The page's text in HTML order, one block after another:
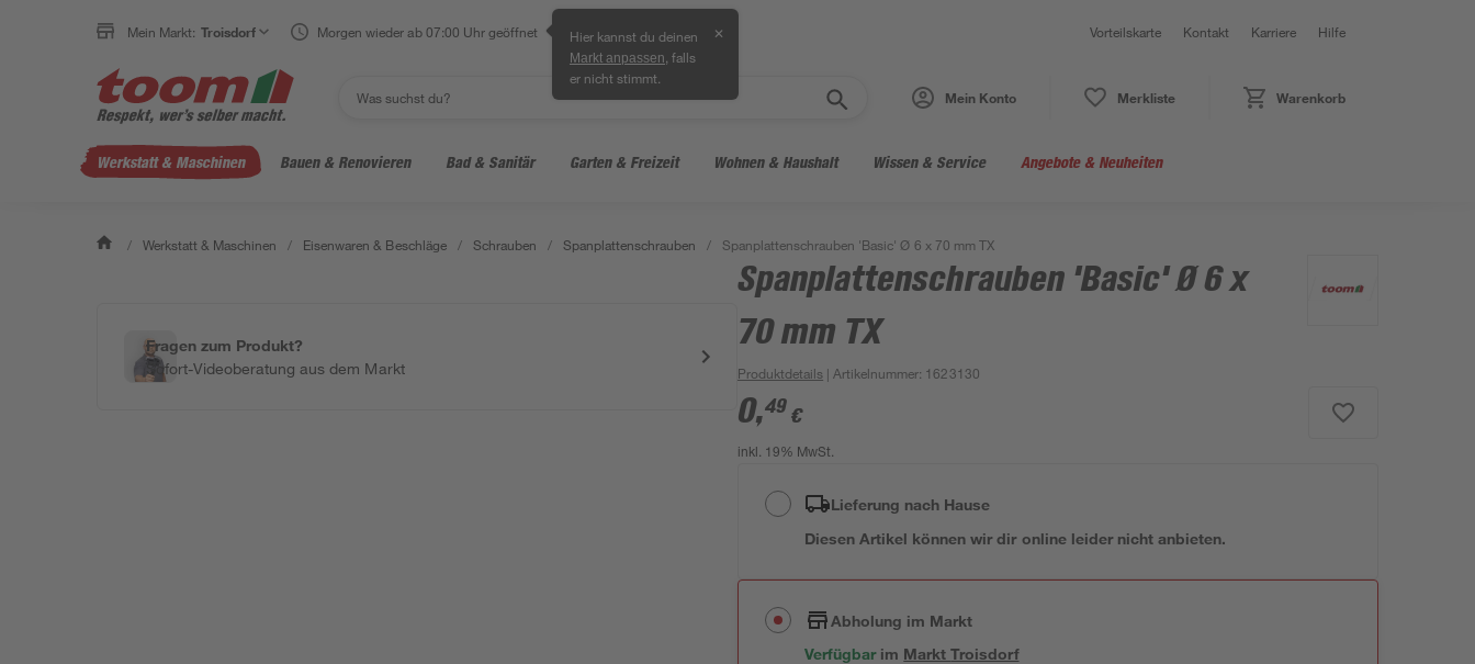
Mein Markt: Troisdorf Morgen wieder ab 07:00 Uhr geöffnet Hier kannst du deinen
Markt anpassen , falls
er nicht stimmt.
✕ Vorteilskarte Kontakt Karriere Hilfe
Mein Konto Merkliste Warenkorb
Werkstatt & Maschinen Bauen & Renovieren Bad & Sanitär Garten & Freizeit Wohnen & Haushalt Wissen & Service Angebote & Neuheiten
/ Werkstatt & Maschinen / Eisenwaren & Beschläge / Schrauben / Spanplattenschrauben / Spanplattenschrauben 'Basic' Ø 6 x 70 mm TX
Fragen zum Produkt?
Sofort-Videoberatung aus dem Markt
Spanplattenschrauben 'Basic' Ø 6 x
70 mm TX
Produktdetails | Artikelnummer: 1623130
0,49 €
inkl. 19% MwSt.
Lieferung nach Hause
Diesen Artikel können wir dir online leider nicht anbieten.
Abholung im Markt
Verfügbar im MarktTroisdorf